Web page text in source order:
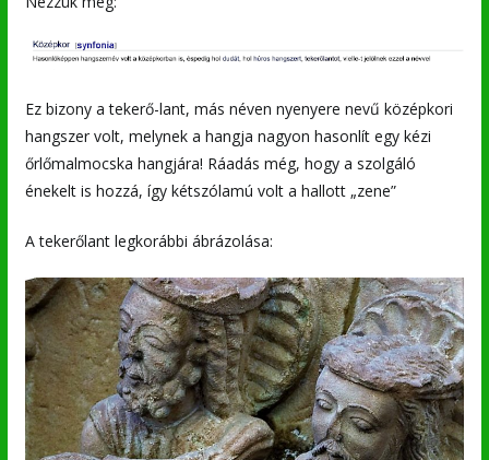
Ez bizony a tekerő-lant, más néven nyenyere nevű középkori
hangszer volt, melynek a hangja nagyon hasonlít egy kézi
őrlőmalmocska hangjára! Ráadás még, hogy a szolgáló
énekelt is hozzá, így kétszólamú volt a hallott „zene”
A tekerőlant legkorábbi ábrázolása: